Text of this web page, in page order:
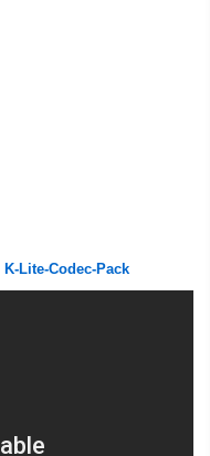
K-Lite-Codec-Pack